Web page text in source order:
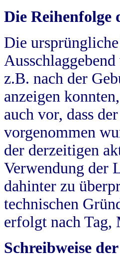
Die Reihenfolge
Die
z.B. nach der
anzeigen
auch vor, dass
vorgenommen
der derzeitigen
Verwendung der
dahinter zu
technischen
erfolgt nach Tag,
Schreibweise